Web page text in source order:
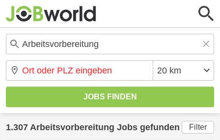
1.307 Arbeitsvorbereitung Jobs gefunden Filter